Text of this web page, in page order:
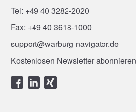
Tel: +49 40 3282-2020
Fax: +49 40 3618-1000
support@warburg-navigator.de
Kostenlosen Newsletter abonnieren